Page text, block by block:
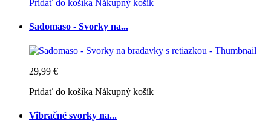
Pridať do košíka Nákupný košík
Sadomaso - Svorky na...
29,99 €
Pridať do košíka Nákupný košík
Vibračné svorky na...